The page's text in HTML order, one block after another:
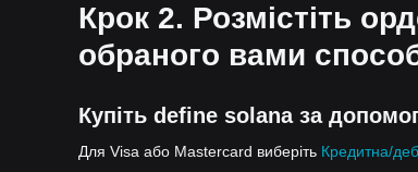
Крок 2. Розмістіть
обраного вами
Купіть define solana за
Для Visa або Mastercard виберіть Кредитна/